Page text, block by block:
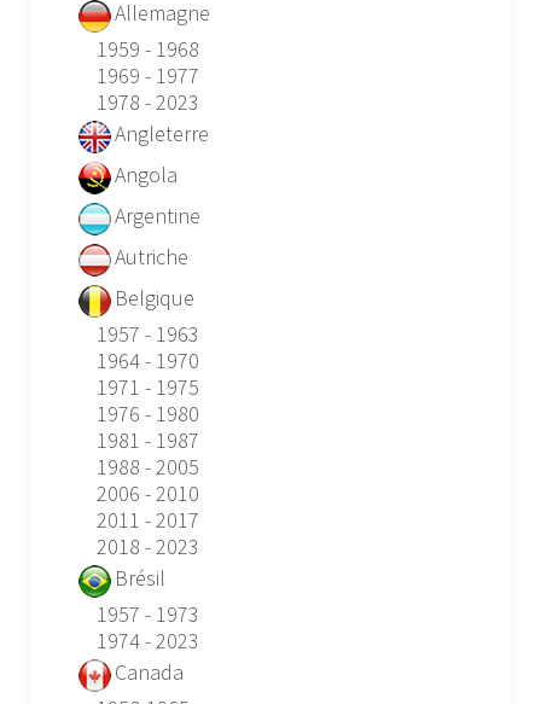
Allemagne
1959 - 1968
1969 - 1977
1978 - 2023
Angleterre
Angola
Argentine
Autriche
Belgique
1957 - 1963
1964 - 1970
1971 - 1975
1976 - 1980
1981 - 1987
1988 - 2005
2006 - 2010
2011 - 2017
2018 - 2023
Brésil
1957 - 1973
1974 - 2023
Canada